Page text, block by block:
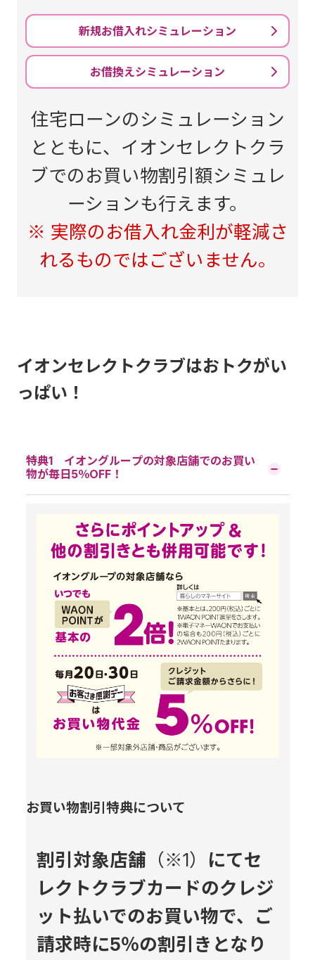
新規お借入れシミュレーション
お借換えシミュレーション
住宅ローンのシミュレーション
とともに、イオンセレクトクラ
ブでのお買い物割引額シミュレ
ーションも行えます。
※ 実際のお借入れ金利が軽減さ
れるものではございません。
イオンセレクトクラブはおトクがい
っぱい！
特典1 イオングループの対象店舗でのお買い
物が毎日5％OFF！
お買い物割引特典について
割引対象店舗 （※1）
にてセ
レクトクラブカードのクレジ
ット払いでのお買い物で、ご
請求時に5％の割引きとなり